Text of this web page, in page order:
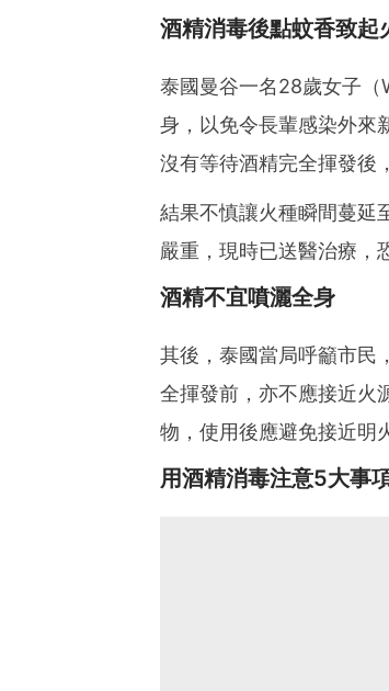
酒精消毒後點蚊香致起
泰國曼谷一名28歲女子
身，以免令長輩感染外來
沒有等待酒精完全揮發後
結果不慎讓火種瞬間蔓延
嚴重，現時已送醫治療，
酒精不宜噴灑全身
其後，泰國當局呼籲市民
全揮發前，亦不應接近火
物，使用後應避免接近明
用酒精消毒注意5大事